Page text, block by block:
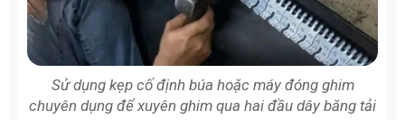
Sử dụng kẹp cố định búa hoặc máy đóng ghim
chuyên dụng để xuyên ghim qua hai đầu dây băng tải